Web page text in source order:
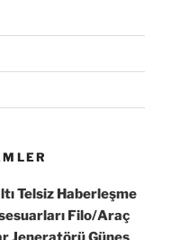
Telsiz Haberleşme
Filo/Araç